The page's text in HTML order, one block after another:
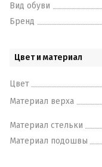
Вид обуви
Бренд
Цвет и материал
Цвет
Материал верха
Материал стельки
Материал подошвы